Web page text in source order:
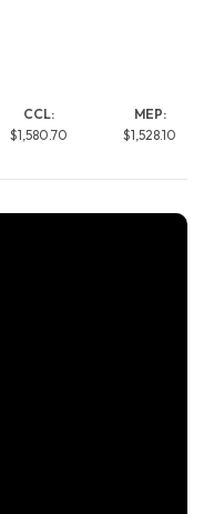
CCL:
$1,580.70
MEP:
$1,528.10